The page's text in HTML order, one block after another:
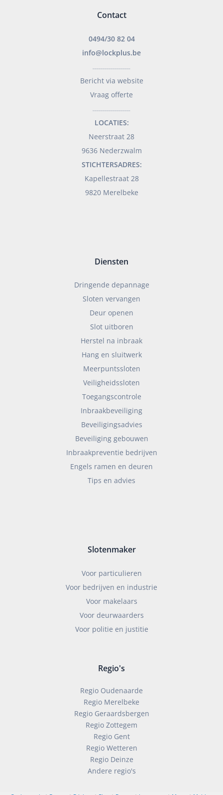
Contact
0494/30 82 04
info@lockplus.be
Bericht via website
Vraag offerte
LOCATIES:
Neerstraat 28
9636 Nederzwalm
STICHTERSADRES:
Kapellestraat 28
9820 Merelbeke
Diensten
Dringende depannage
Sloten vervangen
Deur openen
Slot uitboren
Herstel na inbraak
Hang en sluitwerk
Meerpuntssloten
Veiligheidssloten
Toegangscontrole
Inbraakbeveiliging
Beveiligingsadvies
Beveiliging gebouwen
Inbraakpreventie bedrijven
Engels ramen en deuren
Tips en advies
Slotenmaker
Voor particulieren
Voor bedrijven en industrie
Voor makelaars
Voor deurwaarders
Voor politie en justitie
Regio's
Regio Oudenaarde
Regio Merelbeke
Regio Geraardsbergen
Regio Zottegem
Regio Gent
Regio Wetteren
Regio Deinze
Andere regio's